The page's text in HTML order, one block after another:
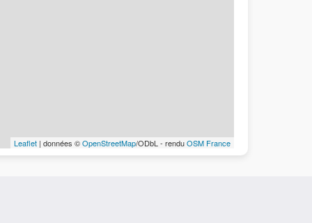
Leaflet | données ©OpenStreetMap/ODbL - renduOSM France